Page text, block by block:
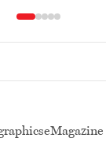
eMagazine